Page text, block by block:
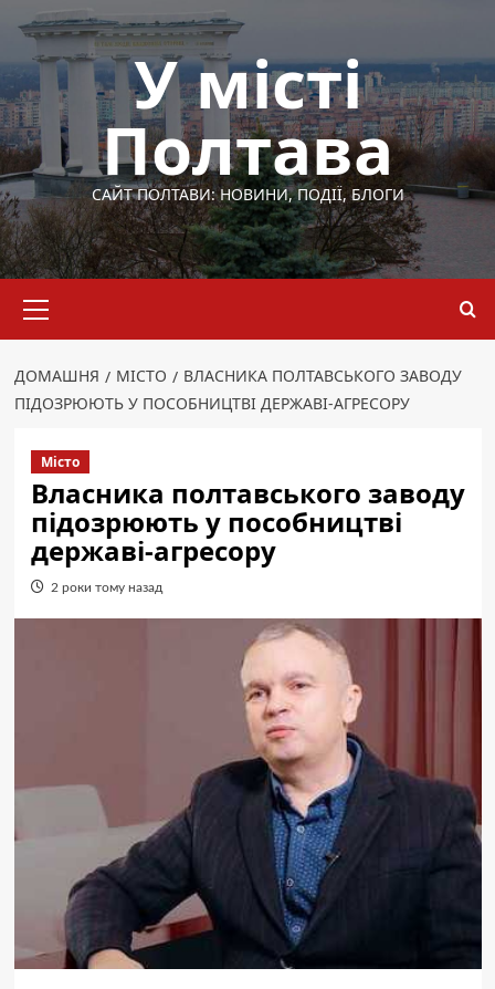
Перейти
вмісту
У місті
Полтава
САЙТ ПОЛТАВИ: НОВИНИ, ПОДІЇ, БЛОГИ
меню
ДОМАШНЯ МІСТО
ВЛАСНИКА ПОЛТАВСЬКОГО ЗАВОДУ
ПІДОЗРЮЮТЬ У ПОСОБНИЦТВІ ДЕРЖАВІ-АГРЕСОРУ
Місто
Власника полтавського заводу
підозрюють у пособництві
державі-агресору
2 роки тому назад